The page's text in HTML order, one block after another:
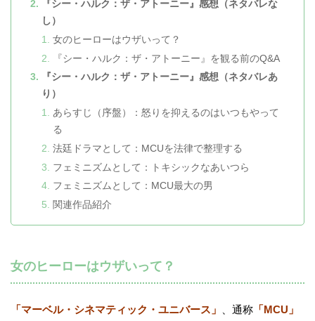
『シー・ハルク：ザ・アトーニー』感想（ネタバレな
し）
女のヒーローはウザいって？
『シー・ハルク：ザ・アトーニー』を観る前のQ&A
『シー・ハルク：ザ・アトーニー』感想（ネタバレあ
り）
あらすじ（序盤）：怒りを抑えるのはいつもやって
る
法廷ドラマとして：MCUを法律で整理する
フェミニズムとして：トキシックなあいつら
フェミニズムとして：MCU最大の男
関連作品紹介
女のヒーローはウザいって？
「マーベル・シネマティック・ユニバース」 、通称 「MCU」